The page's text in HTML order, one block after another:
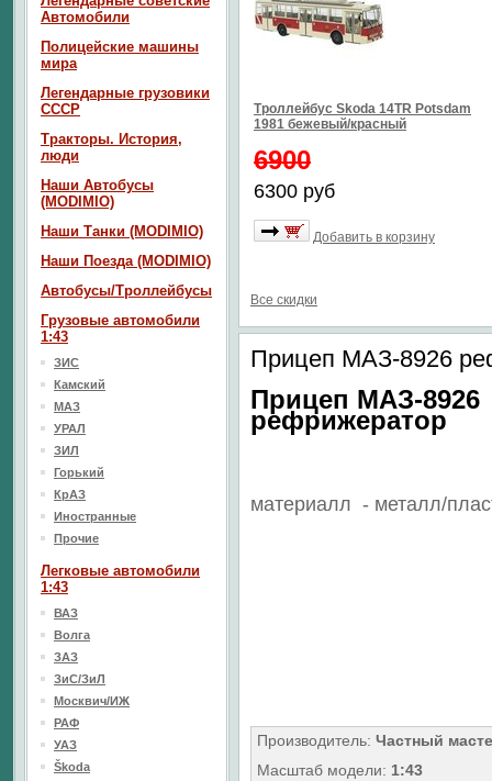
Троллейбус Skoda 14TR Potsdam
1981 бежевый/красный
6900
6300 руб
Добавить в корзину
Все скидки
Прицеп МАЗ-8926
Прицеп МАЗ-8926
рефрижератор
материалл - металл/
Производитель: Частный
Масштаб модели: 1:43
Автомобили
Полицейские машины
мира
Легендарные грузовики
СССР
Тракторы. История,
люди
Наши Автобусы
(MODIMIO)
Наши Танки (MODIMIO)
Наши Поезда (MODIMIO)
Автобусы/Троллейбусы
Грузовые автомобили
1:43
ЗИС
Камский
МАЗ
УРАЛ
ЗИЛ
Горький
КрАЗ
Иностранные
Прочие
Легковые автомобили
1:43
ВАЗ
Волга
ЗАЗ
ЗиС/ЗиЛ
Москвич/ИЖ
РАФ
УАЗ
Škoda